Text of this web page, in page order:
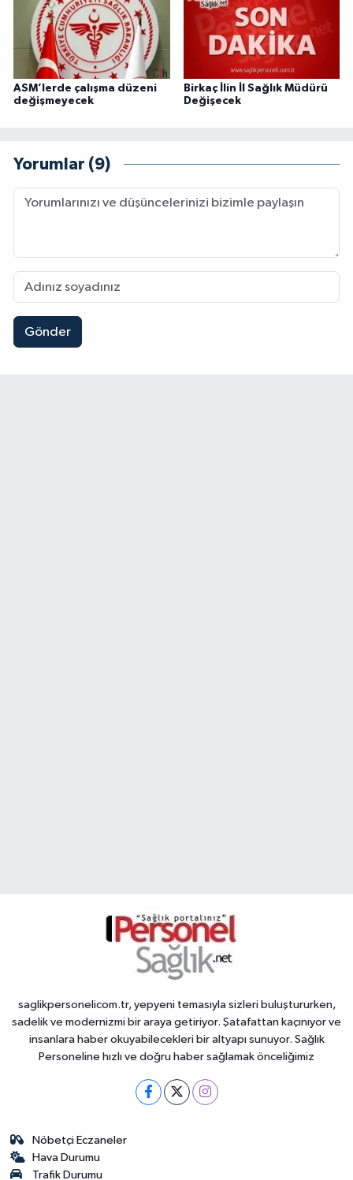
ASM’lerde çalışma düzeni
değişmeyecek
Birkaç İlin İl Sağlık Müdürü
Değişecek
Yorumlar (9)
Gönder
saglikpersonelicom.tr, yepyeni temasıyla sizleri buluştururken,
sadelik ve modernizmi bir araya getiriyor. Şatafattan kaçınıyor ve
insanlara haber okuyabilecekleri bir altyapı sunuyor. Sağlık
Personeline hızlı ve doğru haber sağlamak önceliğimiz
Nöbetçi Eczaneler
Hava Durumu
Trafik Durumu